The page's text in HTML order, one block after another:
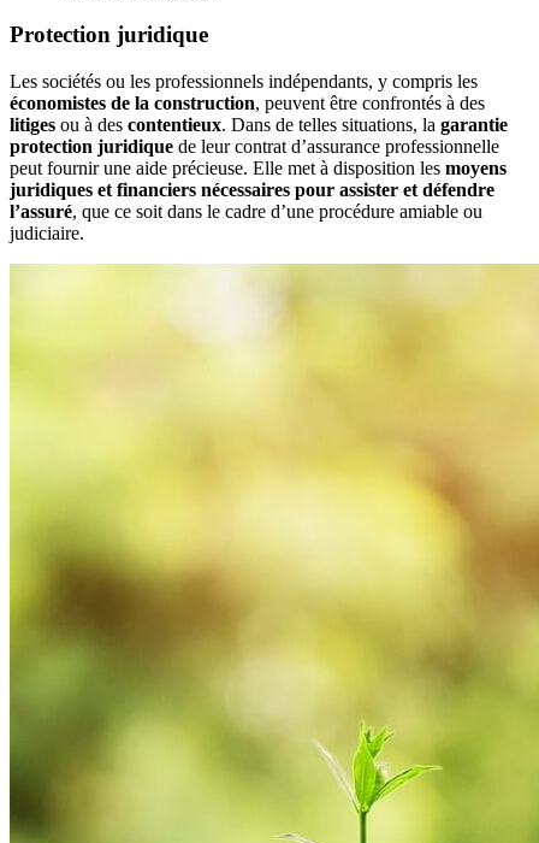
Protection juridique
Les sociétés ou les professionnels indépendants, y compris les
économistes de la construction, peuvent être confrontés à des
litiges ou à des contentieux. Dans de telles situations, la garantie
protection juridique de leur contrat d’assurance professionnelle
peut fournir une aide précieuse. Elle met à disposition les moyens
juridiques et financiers nécessaires pour assister et défendre
l’assuré, que ce soit dans le cadre d’une procédure amiable ou
judiciaire.